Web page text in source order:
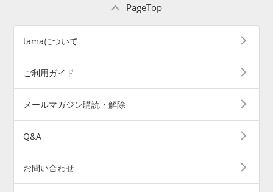
PageTop
tamaについて
ご利用ガイド
メールマガジン購読・解除
Q&A
お問い合わせ